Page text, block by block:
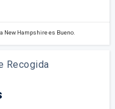
New Hampshire es Bueno.
Recogida